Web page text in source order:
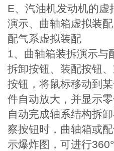
E、汽油机发动机的
演示、曲轴箱虚拟装
配气系虚拟装配
1、曲轴箱装拆演示与
拆卸按钮、装配按钮
按钮，将鼠标移动到
件自动放大，并显示
自动完成轴系结构拆
察按钮时，曲轴箱或
示爆炸图，可进行